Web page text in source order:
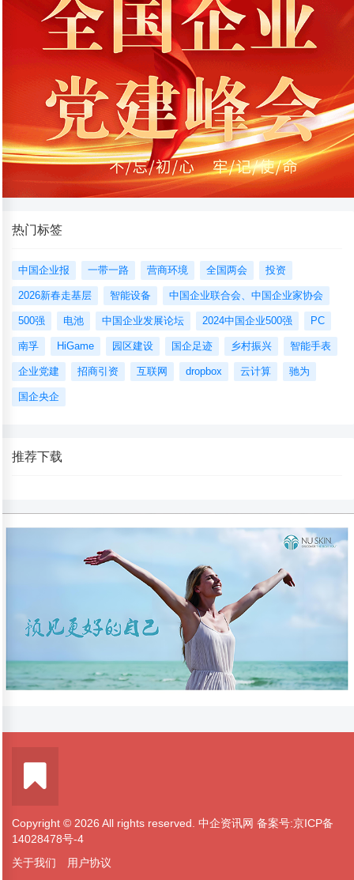
热门标签
中国企业报 一带一路 营商环境 全国两会 投资
2026新春走基层 智能设备 中国企业联合会、中国企业家协会
500强 电池 中国企业发展论坛 2024中国企业500强 PC
南孚 HiGame 园区建设 国企足迹 乡村振兴 智能手表
企业党建 招商引资 互联网 dropbox 云计算 驰为
国企央企
推荐下载
Copyright © 2026 All rights reserved. 中企资讯网 备案号:京ICP备
14028478号-4
关于我们
用户协议